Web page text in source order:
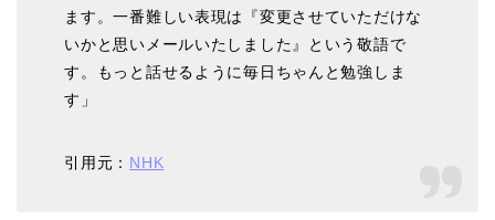
10年！
ます。一番難しい表現は『変更させていただけな
いかと思いメールいたしました』という敬語で
す。もっと話せるように毎日ちゃんと勉強しま
す」
引用元： NHK